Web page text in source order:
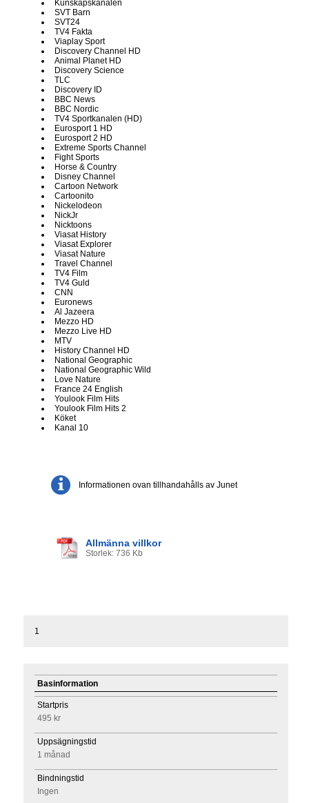
Kunskapskanalen
SVT Barn
SVT24
TV4 Fakta
Viaplay Sport
Discovery Channel HD
Animal Planet HD
Discovery Science
TLC
Discovery ID
BBC News
BBC Nordic
TV4 Sportkanalen (HD)
Eurosport 1 HD
Eurosport 2 HD
Extreme Sports Channel
Fight Sports
Horse & Country
Disney Channel
Cartoon Network
Cartoonito
Nickelodeon
NickJr
Nicktoons
Viasat History
Viasat Explorer
Viasat Nature
Travel Channel
TV4 Film
TV4 Guld
CNN
Euronews
Al Jazeera
Mezzo HD
Mezzo Live HD
MTV
History Channel HD
National Geographic
National Geographic Wild
Love Nature
France 24 English
Youlook Film Hits
Youlook Film Hits 2
Köket
Kanal 10
Informationen ovan tillhandahålls av Junet
Allmänna villkor
Storlek: 736 Kb
1
Basinformation
Startpris
495 kr
Uppsägningstid
1 månad
Bindningstid
Ingen